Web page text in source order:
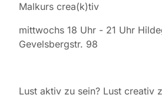
Malkurs crea(k)tiv
mittwochs 18 Uhr - 21 Uhr
Gevelsbergstr. 98
Lust aktiv zu sein? Lust creativ